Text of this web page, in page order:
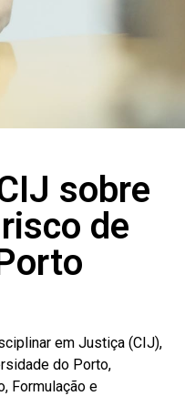
sobre
de
em Justiça (CIJ),
do Porto,
Formulação e